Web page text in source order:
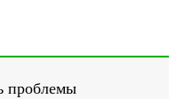
проблемы